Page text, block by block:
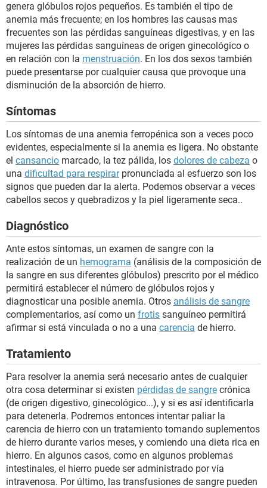
genera glóbulos rojos pequeños. Es también el tipo de
anemia más frecuente; en los hombres las causas mas
frecuentes son las pérdidas sanguíneas digestivas, y en las
mujeres las pérdidas sanguíneas de origen ginecológico o
en relación con la menstruación. En los dos sexos también
puede presentarse por cualquier causa que provoque una
disminución de la absorción de hierro.
Síntomas
Los síntomas de una anemia ferropénica son a veces poco
evidentes, especialmente si la anemia es ligera. No obstante
el cansancio marcado, la tez pálida, los dolores de cabeza o
una dificultad para respirarpronunciada al esfuerzo son los
signos que pueden dar la alerta. Podemos observar a veces
cabellos secos y quebradizos y la piel ligeramente seca..
Diagnóstico
Ante estos síntomas, un examen de sangre con la
realización de un hemograma (análisis de la composición de
la sangre en sus diferentes glóbulos) prescrito por el médico
permitirá establecer el número de glóbulos rojos y
diagnosticar una posible anemia. Otros análisis de sangre
complementarios, así como un frotis sanguíneo permitirá
afirmar si está vinculada o no a una carencia de hierro.
Tratamiento
Para resolver la anemia será necesario antes de cualquier
otra cosa determinar si existen pérdidas de sangre crónica
(de origen digestivo, ginecológico...), y si es así identificarla
para detenerla. Podremos entonces intentar paliar la
carencia de hierro con un tratamiento tomando suplementos
de hierro durante varios meses, y comiendo una dieta rica en
hierro. En algunos casos, como en algunos problemas
intestinales, el hierro puede ser administrado por vía
intravenosa. Por último, las transfusiones de sangre pueden